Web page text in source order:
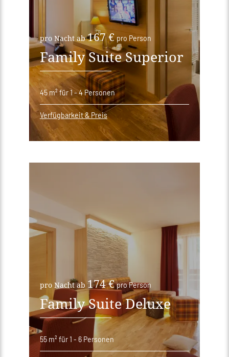
pro Nacht ab167 € pro Person
Family Suite Superior
45 m²für 1 - 4 Personen
Verfügbarkeit & Preis
pro Nacht ab174 € pro Person
Family Suite Deluxe
55 m²für 1 - 6 Personen